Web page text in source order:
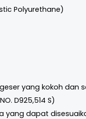
Polyurethane)
yang kokoh dan
D925,514 S)
yang dapat